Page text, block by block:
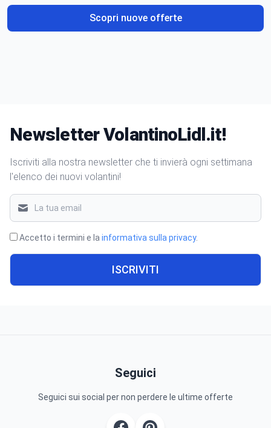
Scopri nuove offerte
Newsletter VolantinoLidl.it!
Iscriviti alla nostra newsletter che ti invierà ogni settimana
l'elenco dei nuovi volantini!
Accetto i termini e la informativa sulla privacy.
ISCRIVITI
Seguici
Seguici sui social per non perdere le ultime offerte